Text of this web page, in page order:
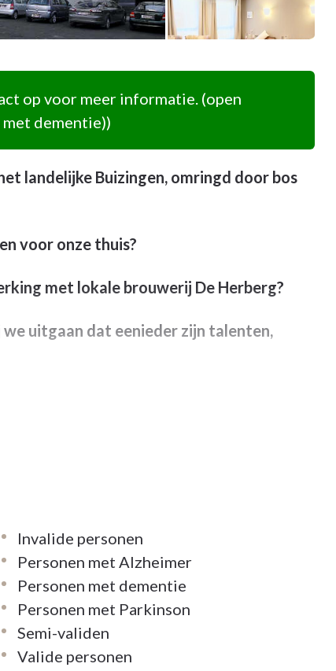
op voor meer informatie. (open
dementie))
landelijke Buizingen, omringd door bos
voor onze thuis?
met lokale brouwerij De Herberg?
uitgaan dat eenieder zijn talenten,
het blijven inzetten op de
keuken of wil u de sfeer van de bar
of voor een bezoekaanvraag.
Invalide personen
Personen met Alzheimer
Personen met dementie
Personen met Parkinson
Semi-validen
Valide personen